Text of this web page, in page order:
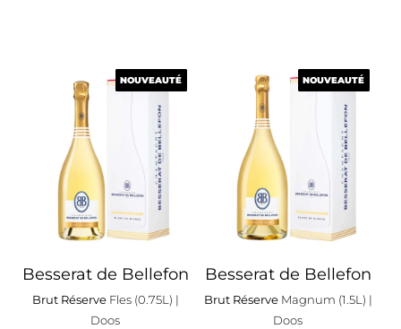
NOUVEAUTÉ
Besserat de Bellefon
Brut Réserve Fles (0.75L) |
Doos
NOUVEAUTÉ NOUVEAUTÉ
Besserat de Bellefon
Brut Réserve Magnum (1.5L) |
Doos
NOUVEAUTÉ